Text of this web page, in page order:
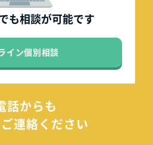
も相談が可能です
イン個別相談
話からも
連絡ください